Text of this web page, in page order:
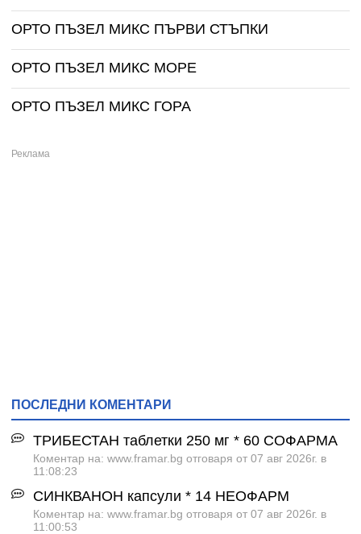
ОРТО ПЪЗЕЛ МИКС ПЪРВИ СТЪПКИ
ОРТО ПЪЗЕЛ МИКС МОРЕ
ОРТО ПЪЗЕЛ МИКС ГОРА
ПОСЛЕДНИ КОМЕНТАРИ
ТРИБЕСТАН таблетки 250 мг * 60 СОФАРМА
Коментар на: www.framar.bg отговаря от 07 авг 2026г. в
11:08:23
СИНКВАНОН капсули * 14 НЕОФАРМ
Коментар на: www.framar.bg отговаря от 07 авг 2026г. в
11:00:53